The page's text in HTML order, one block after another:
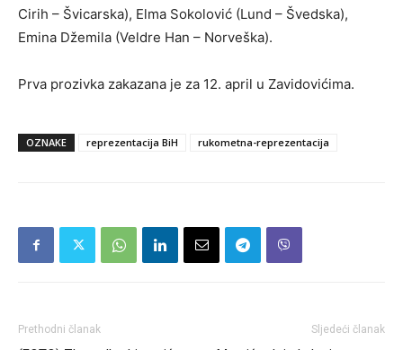
Cirih – Švicarska), Elma Sokolović (Lund – Švedska),
Emina Džemila (Veldre Han – Norveška).
Prva prozivka zakazana je za 12. april u Zavidovićima.
OZNAKE reprezentacija BiH rukometna-reprezentacija
Prethodni članak Sljedeći članak